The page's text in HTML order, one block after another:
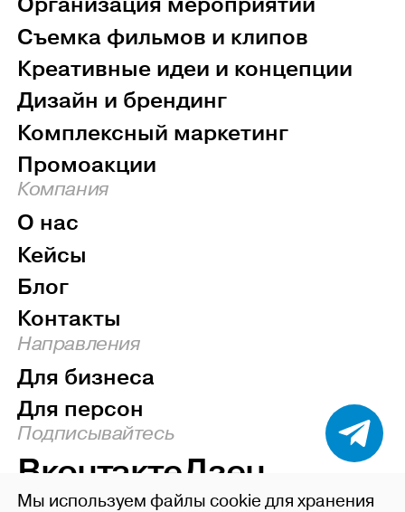
Съемка фильмов и клипов
Креативные идеи и концепции
Дизайн и брендинг
Комплексный маркетинг
Промоакции
Компания
О нас
Кейсы
Блог
Контакты
Направления
Для бизнеса
Для персон
Подписывайтесь
ВконтактеДзен
Наверх
Мы используем файлы cookie для хранения